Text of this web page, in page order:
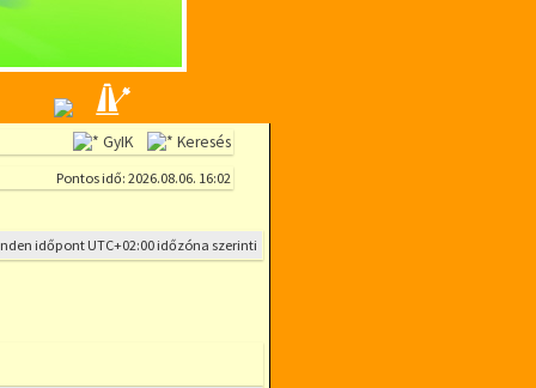
GyIK Keresés
Pontos idő: 2026.08.06. 16:02
időpontUTC+02:00 időzóna szerinti